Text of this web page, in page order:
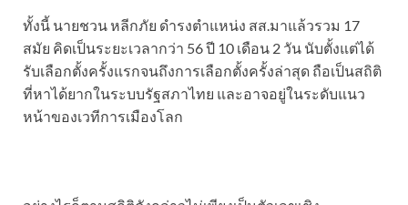
ทั้งนี้ นายชวน หลีกภัย ดำรงตำแหน่ง สส.มาแล้วรวม 17
สมัย คิดเป็นระยะเวลากว่า 56 ปี 10 เดือน 2 วัน นับตั้งแต่ได้
รับเลือกตั้งครั้งแรกจนถึงการเลือกตั้งครั้งล่าสุด ถือเป็นสถิติ
ที่หาได้ยากในระบบรัฐสภาไทย และอาจอยู่ในระดับแนว
หน้าของเวทีการเมืองโลก